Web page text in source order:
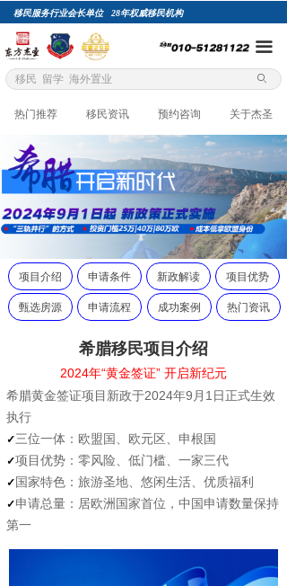
移民服务行业会长单位 28年权威移民机构
끀
网站首页
项目自选
精英团队
成功案例
总裁专栏
移民评估
加入杰圣
ꄙ
热门推荐 移民资讯 预约咨询 关于杰圣
2024年“黄金签证” 开启新纪元
项目介绍
希腊移民项目介绍
申请条件 新政解读
项目优势
甄选房源
申请流程 成功案例 热门资讯
希腊黄金签证项目新政于2024年9月1日正式生效
执行
✓三位一体：欧盟国、欧元区、申根国
✓项目优势：零风险、低门槛、一家三代
✓国家特色：旅游圣地、悠闲生活、优质福利
✓申请总量：居欧洲国家首位，中国申请数量保持
第一